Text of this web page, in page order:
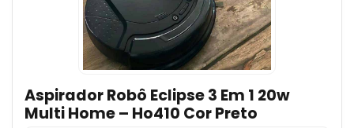
Aspirador Robô Eclipse 3 Em 1 20w
Multi Home – Ho410 Cor Preto